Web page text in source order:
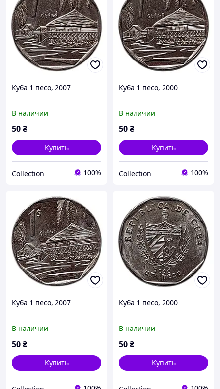
Куба 1 песо, 2007
В наличии
50₴
Купить
Collection 100%
Куба 1 песо, 2000
В наличии
50₴
Купить
Collection 100%
Куба 1 песо, 2007
В наличии
50₴
Купить
Куба 1 песо, 2000
В наличии
50₴
Купить